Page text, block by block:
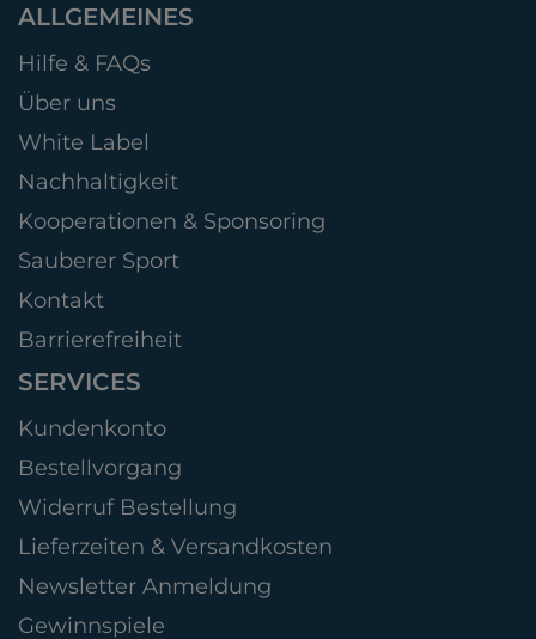
ALLGEMEINES
Hilfe & FAQs
Über uns
White Label
Nachhaltigkeit
Kooperationen & Sponsoring
Sauberer Sport
Kontakt
Barrierefreiheit
SERVICES
Kundenkonto
Bestellvorgang
Widerruf Bestellung
Lieferzeiten & Versandkosten
Newsletter Anmeldung
Gewinnspiele